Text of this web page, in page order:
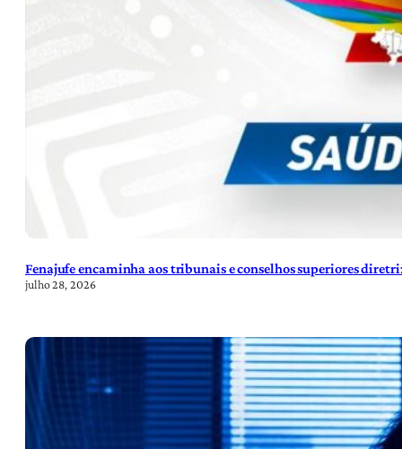
Fenajufe encaminha aos tribunais e conselhos superiores
julho 28, 2026